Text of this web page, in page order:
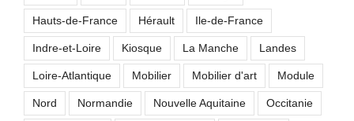
Hauts-de-France Hérault Ile-de-France
Indre-et-Loire Kiosque La Manche Landes
Loire-Atlantique Mobilier Mobilier d'art Module
Nord Normandie Nouvelle Aquitaine Occitanie